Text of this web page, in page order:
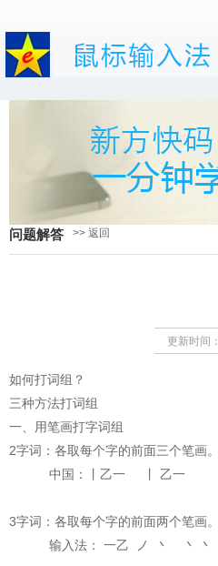
问题解答 >> 返回
更新时间：
如何打词组？
三种方法打词组
一、用笔画打字词组
2字词：各取每个字的前面三个笔画。
中国：丨乙一 丨 乙一
3字词：各取每个字的前面两个笔画。
输入法： 一乙 ノ 丶 丶 丶